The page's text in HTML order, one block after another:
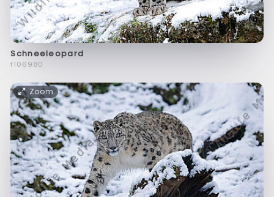
Schneeleopard
f106980
Zoom